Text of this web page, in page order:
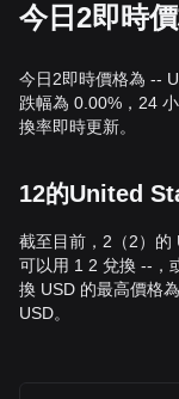
今日2即時
今日2即時價格為 --
跌幅為 0.00%，24
換率即時更新。
12的United
截至目前，2（2）的
可以用 1 2 兌換 --，
換 USD 的最高價格
USD。